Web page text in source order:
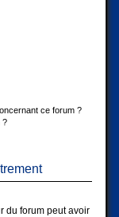
ce forum ?
?
du forum peut avoir